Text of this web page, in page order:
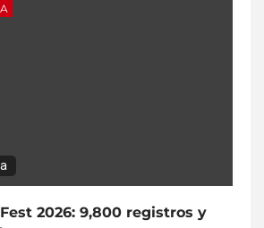
2026: 9,800 registros y